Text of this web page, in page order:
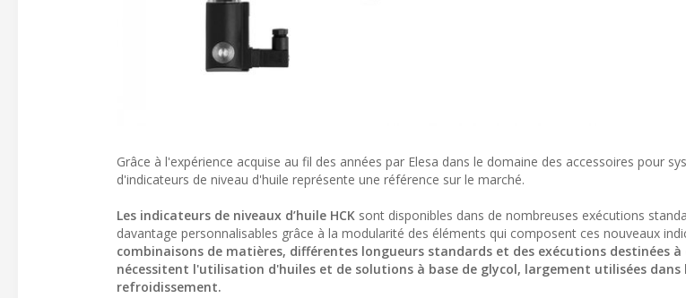
Grâce à l'expérience acquise au fil des années par Elesa dans le domaine des accessoires pour
d'indicateurs de niveau d'huile représente une référence sur le marché.
Les indicateurs de niveaux d’huile HCK sont disponibles dans de nombreuses exécutions
davantage personnalisables grâce à la modularité des éléments qui composent ces nouveaux
combinaisons de matières, différentes longueurs standards et des exécutions destinées à
nécessitent l'utilisation d'huiles et de solutions à base de glycol, largement utilisées dans
refroidissement.